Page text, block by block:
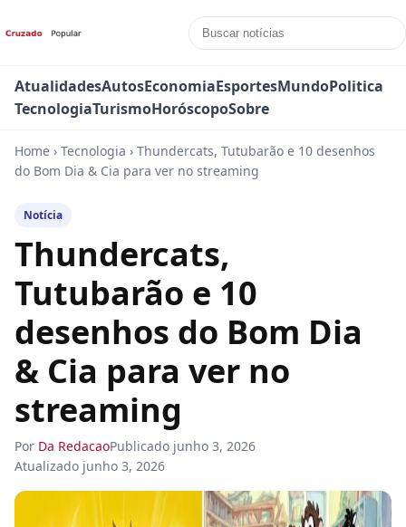
AtualidadesAutosEconomiaEsportesMundoPolitica
TecnologiaTurismoHoróscopoSobre
Home › Tecnologia › Thundercats, Tutubarão e 10 desenhos
do Bom Dia & Cia para ver no streaming
Notícia
Thundercats,
Tutubarão e 10
desenhos do Bom Dia
& Cia para ver no
streaming
Por Da RedacaoPublicado junho 3, 2026
Atualizado junho 3, 2026